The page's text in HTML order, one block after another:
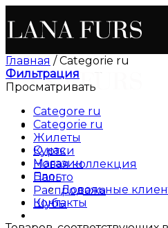
to
content
О нас
Магазин
Блог
Довольные
Контакты
Главная /Categorie ru
Фильтрация
Просматривать
Categore ru
Categorie ru
Жилеты
Куртки
Новая коллекция
Пальто
Распродажа
Шубы